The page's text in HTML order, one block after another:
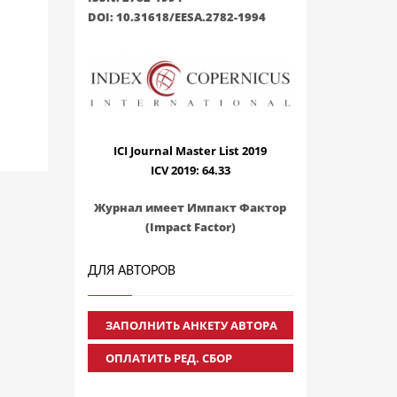
DOI: 10.31618/EESA.2782-1994
ICI Journal Master List 2019
ICV 2019: 64.33
Журнал имеет Импакт Фактор
(Impact Factor)
ДЛЯ АВТОРОВ
ЗАПОЛНИТЬ АНКЕТУ АВТОРА
ОПЛАТИТЬ РЕД. СБОР